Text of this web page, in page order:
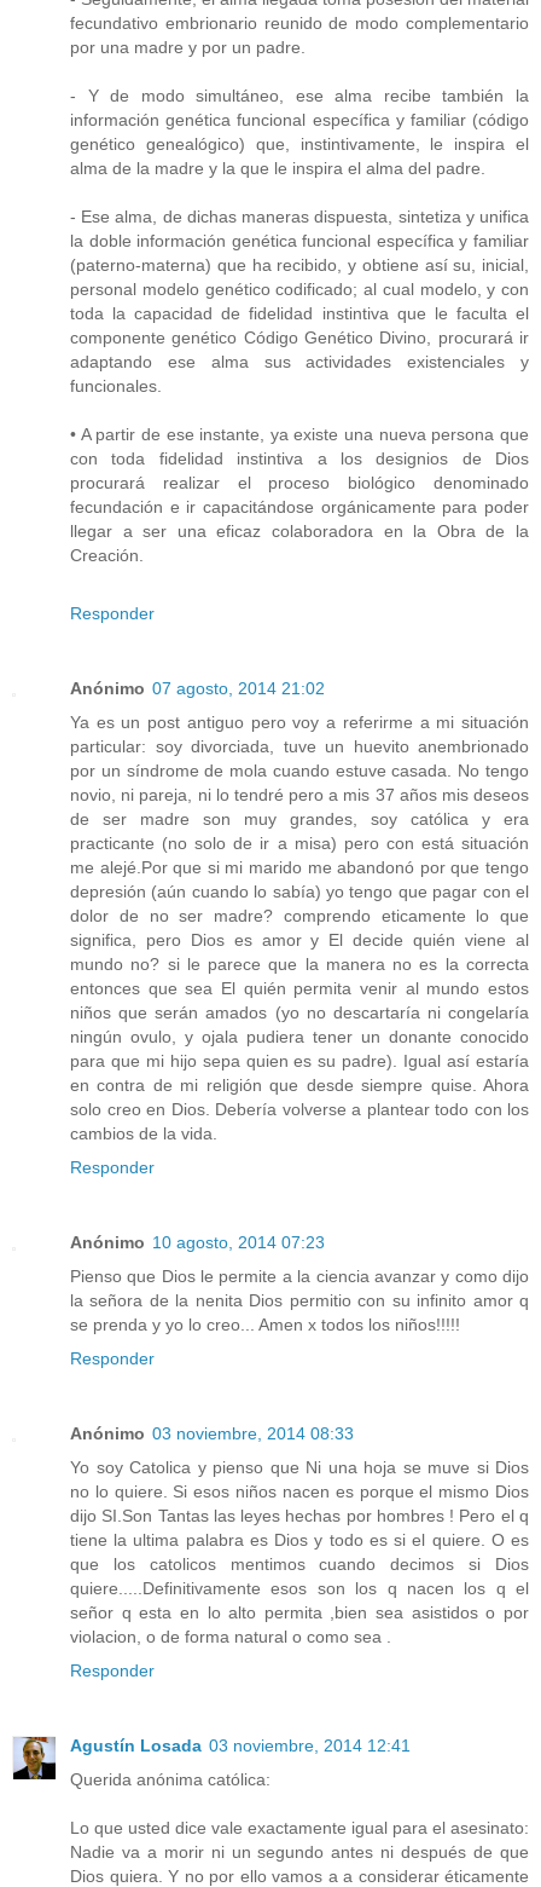
fecundativo embrionario reunido de modo complementario
por una madre y por un padre.
- Y de modo simultáneo, ese alma recibe también la
información genética funcional específica y familiar (código
genético genealógico) que, instintivamente, le inspira el
alma de la madre y la que le inspira el alma del padre.
- Ese alma, de dichas maneras dispuesta, sintetiza y unifica
la doble información genética funcional específica y familiar
(paterno-materna) que ha recibido, y obtiene así su, inicial,
personal modelo genético codificado; al cual modelo, y con
toda la capacidad de fidelidad instintiva que le faculta el
componente genético Código Genético Divino, procurará ir
adaptando ese alma sus actividades existenciales y
funcionales.
• A partir de ese instante, ya existe una nueva persona que
con toda fidelidad instintiva a los designios de Dios
procurará realizar el proceso biológico denominado
fecundación e ir capacitándose orgánicamente para poder
llegar a ser una eficaz colaboradora en la Obra de la
Creación.
Responder
Anónimo 07 agosto, 2014 21:02
Ya es un post antiguo pero voy a referirme a mi situación
particular: soy divorciada, tuve un huevito anembrionado
por un síndrome de mola cuando estuve casada. No tengo
novio, ni pareja, ni lo tendré pero a mis 37 años mis deseos
de ser madre son muy grandes, soy católica y era
practicante (no solo de ir a misa) pero con está situación
me alejé.Por que si mi marido me abandonó por que tengo
depresión (aún cuando lo sabía) yo tengo que pagar con el
dolor de no ser madre? comprendo eticamente lo que
significa, pero Dios es amor y El decide quién viene al
mundo no? si le parece que la manera no es la correcta
entonces que sea El quién permita venir al mundo estos
niños que serán amados (yo no descartaría ni congelaría
ningún ovulo, y ojala pudiera tener un donante conocido
para que mi hijo sepa quien es su padre). Igual así estaría
en contra de mi religión que desde siempre quise. Ahora
solo creo en Dios. Debería volverse a plantear todo con los
cambios de la vida.
Responder
Anónimo 10 agosto, 2014 07:23
Pienso que Dios le permite a la ciencia avanzar y como dijo
la señora de la nenita Dios permitio con su infinito amor q
se prenda y yo lo creo... Amen x todos los niños!!!!!
Responder
Anónimo 03 noviembre, 2014 08:33
Yo soy Catolica y pienso que Ni una hoja se muve si Dios
no lo quiere. Si esos niños nacen es porque el mismo Dios
dijo SI.Son Tantas las leyes hechas por hombres ! Pero el q
tiene la ultima palabra es Dios y todo es si el quiere. O es
que los catolicos mentimos cuando decimos si Dios
quiere.....Definitivamente esos son los q nacen los q el
señor q esta en lo alto permita ,bien sea asistidos o por
violacion, o de forma natural o como sea .
Responder
Agustín Losada 03 noviembre, 2014 12:41
Querida anónima católica:
Lo que usted dice vale exactamente igual para el asesinato:
Nadie va a morir ni un segundo antes ni después de que
Dios quiera. Y no por ello vamos a a considerar éticamente